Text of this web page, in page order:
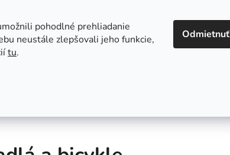
pohodlné prehliadanie
neustále zlepšovali jeho funkcie,
tu.
Odmietnuť